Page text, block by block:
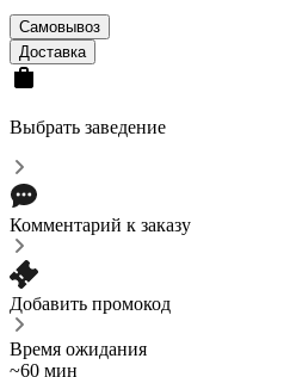
Cамовывоз
Доставка
Выбрать заведение
Комментарий к заказу
Добавить промокод
Время ожидания
~60 мин